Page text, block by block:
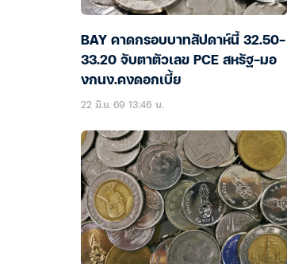
BAY คาดกรอบบาทสัปดาห์นี้ 32.50-
33.20 จับตาตัวเลข PCE สหรัฐ-มอ
งกนง.คงดอกเบี้ย
22 มิ.ย. 69 13:46 น.